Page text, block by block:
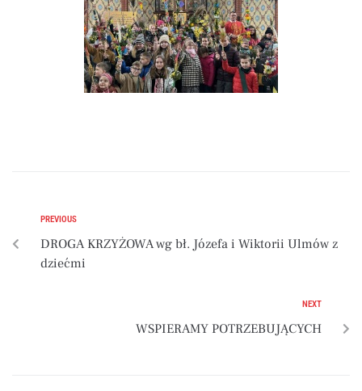
PREVIOUS
DROGA KRZYŻOWA wg bł. Józefa i Wiktorii Ulmów z
dziećmi
NEXT
WSPIERAMY POTRZEBUJĄCYCH